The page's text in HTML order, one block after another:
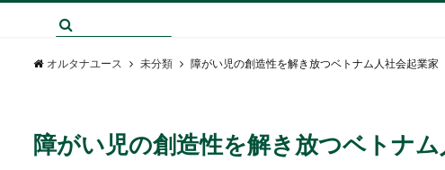
オルタナユース 未分類 障がい児の創造性を解き放つベトナム人社会起業家
障がい児の創造性を解き放つベトナ